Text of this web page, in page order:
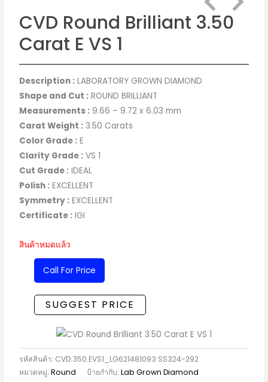
CVD Round Brilliant 3.50
Carat E VS 1
Description : LABORATORY GROWN DIAMOND
Shape and Cut : ROUND BRILLIANT
Measurements : 9.66 – 9.72 x 6.03 mm
Carat Weight : 3.50 Carats
Color Grade : E
Clarity Grade : VS 1
Cut Grade : IDEAL
Polish : EXCELLENT
Symmetry : EXCELLENT
Certificate : IGI
สินค้าหมดแล้ว
Call For Price
SUGGEST PRICE
รหัสสินค้า: CVD.350.EVS1_LG621481093 SS324-292
หมวดหมู่:Round ป้ายกำกับ:Lab Grown Diamond